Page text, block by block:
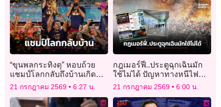
“ขุนพลกระทิงดุ” หอบถ้วย
แชมป์โลกกลับถึงบ้านเกิด
แล้ว
21 กรกฎาคม 2569 6:27 น.
กฎเมอร์ฟี่..ประตูฉุกเฉินมัก
ใช้ไม่ได้ ปัญหาทางหนีไฟ
หรือจิตสำนึกปลอดภัย
21 กรกฎาคม 2569 6:00 น.